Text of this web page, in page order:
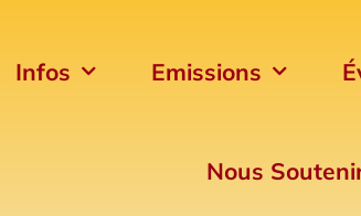
Infos Emissions
Nous